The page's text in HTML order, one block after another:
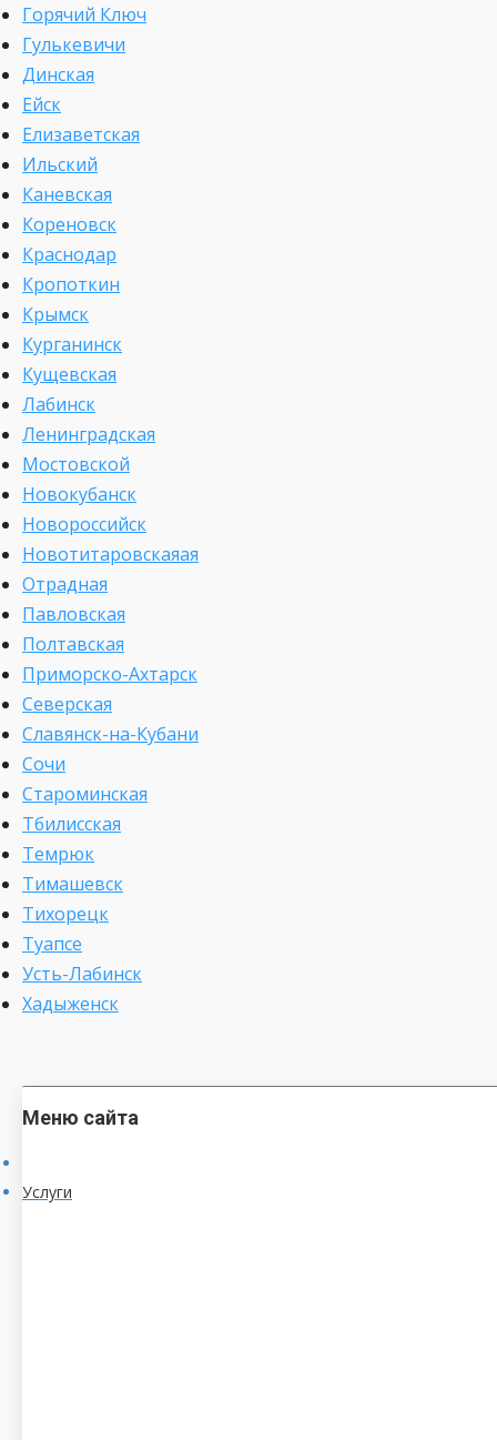
Горячий Ключ
Гулькевичи
Динская
Ейск
Елизаветская
Ильский
Каневская
Кореновск
Краснодар
Кропоткин
Крымск
Курганинск
Кущевская
Лабинск
Ленинградская
Мостовской
Новокубанск
Новороссийск
Новотитаровскаяая
Отрадная
Павловская
Полтавская
Приморско-Ахтарск
Северская
Славянск-на-Кубани
Сочи
Староминская
Тбилисская
Темрюк
Тимашевск
Тихорецк
Туапсе
Усть-Лабинск
Хадыженск
Меню сайта
Услуги